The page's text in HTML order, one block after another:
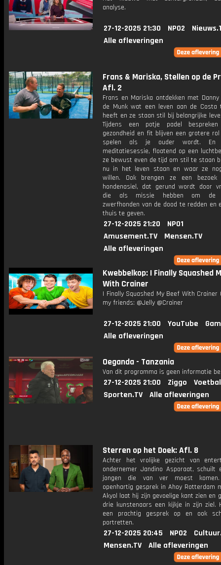
analyse.
27-12-2025 21:30 NPO2
Alle afleveringen
Frans & Mariska, Stellen op de
Afl. 2
Frans en Mariska ontdekken met
de Munk wat een leven aan de Costa
heeft en ze staan stil bij belangrijke
Tijdens een potje padel
gezondheid en fit blijven een grotere
spelen als je ouder wordt.
meditatiesessie, floatend op een
ze bewust even de tijd om stil te staan
nu in het leven staan en waar ze
willen. Ook brengen ze een
hondenasiel, dat gerund wordt door
die als missie hebben om de
zwerfhonden van de dood te redden en
thuis te geven.
27-12-2025 21:20
NPO1
Amusement.TV
Mensen.TV
Alle afleveringen
Kwebbelkop: I Finally Squashed
With Crainer
I Finally Squashed My Beef With Crainer
my friends: @Jelly @Crainer
27-12-2025 21:00 YouTube
Alle afleveringen
Oeganda - Tanzania
Van dit programma is geen informatie
27-12-2025 21:00 Ziggo
Sporten.TV
Alle afleveringen
Sterren op het Doek: Afl. 8
Achter het vrolijke gezicht van
ondernemer Jandino Asporaat, schuilt
jongen die van ver moest
openhartig gesprek in Ahoy Rotterdam
Akyol laat hij zijn gevoelige kant zien en
drie kunstenaars een kijkje in zijn ziel.
een prachtig gesprek op en ook
portretten.
27-12-2025 20:45 NPO2
Mensen.TV
Alle afleveringen